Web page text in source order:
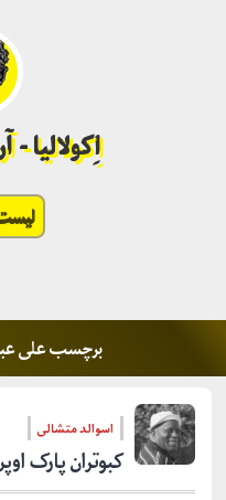
اِکولالیا
برچسب علی
اسوالد متشالی
کبوتران پارک